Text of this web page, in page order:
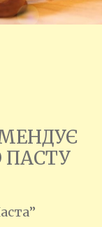
ПАСТУ